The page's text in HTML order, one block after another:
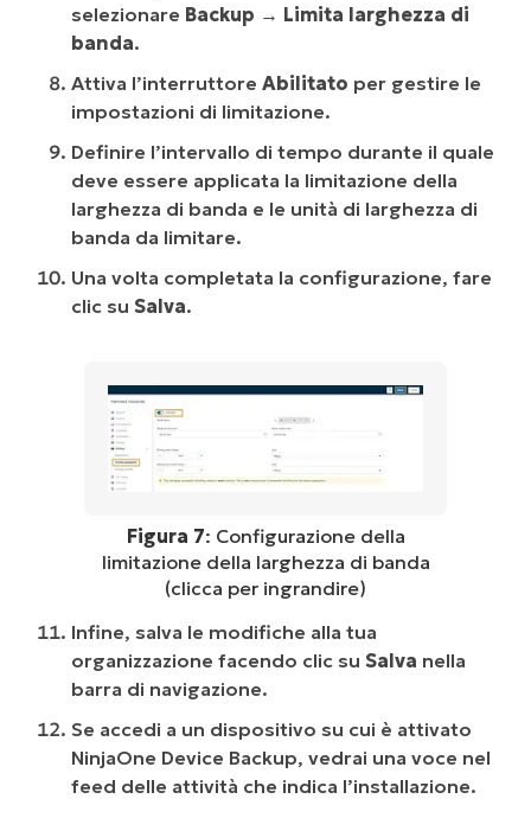
selezionare Backup → Limita larghezza di
banda.
Attiva l’interruttore Abilitato per gestire le
impostazioni di limitazione.
Definire l’intervallo di tempo durante il quale
deve essere applicata la limitazione della
larghezza di banda e le unità di larghezza di
banda da limitare.
Una volta completata la configurazione, fare
clic su Salva.
Figura 7: Configurazione della
limitazione della larghezza di banda
(clicca per ingrandire)
Infine, salva le modifiche alla tua
organizzazione facendo clic su Salva nella
barra di navigazione.
Se accedi a un dispositivo su cui è attivato
NinjaOne Device Backup, vedrai una voce nel
feed delle attività che indica l’installazione.